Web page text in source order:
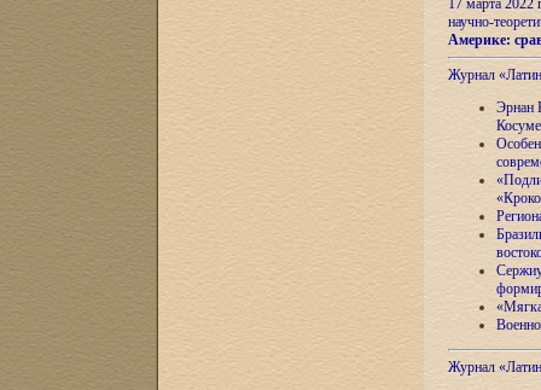
17 марта 2022
научно-
Америке:
Журнал
Эрнан
Журнал